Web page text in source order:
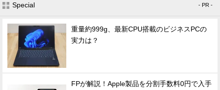
Special - PR -
重量約999g、最新CPU搭載のビジネスPCの
実力は？
FPが解説！Apple製品を分割手数料0円で入手